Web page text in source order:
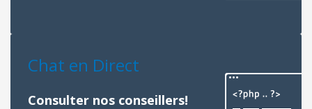
Chat en Direct
Consulter nos conseillers!